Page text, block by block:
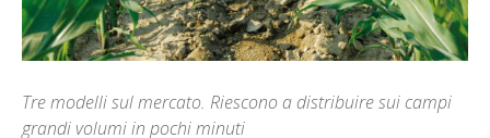
Tre modelli sul mercato. Riescono a distribuire sui campi
grandi volumi in pochi minuti